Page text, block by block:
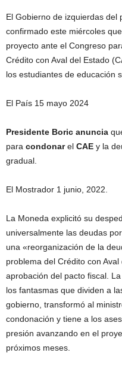
El Gobierno de izquierdas del
confirmado este miércoles
proyecto ante el Congreso
Crédito con Aval del Estado
los estudiantes de educación
El País 15 mayo 2024
Presidente Boric anuncia
para condonarel CAE y la
gradual.
El Mostrador 1 junio, 2022.
La Moneda explicitó su
universalmente las deudas
una «reorganización de la
problema del Crédito con
aprobación del pacto fiscal.
los fantasmas que dividen a
gobierno, transformó al
condonación y tiene a los
presión avanzando en el
próximos meses.